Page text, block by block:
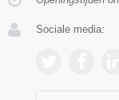
Sociale media: